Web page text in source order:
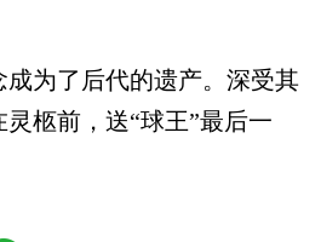
为了后代的遗产。深受其
柩前，送“球王”最后一